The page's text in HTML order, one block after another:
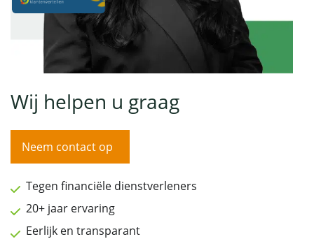
Wij helpen u graag
Neem contact op
Tegen financiële dienstverleners
20+ jaar ervaring
Eerlijk en transparant